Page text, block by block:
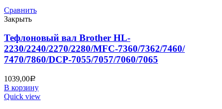
Сравнить
Закрыть
Тефлоновый вал Brother HL-
2230/2240/2270/2280/MFC-7360/7362/7460/
7470/7860/DCP-7055/7057/7060/7065
1039,00Р
В корзину
Quick view